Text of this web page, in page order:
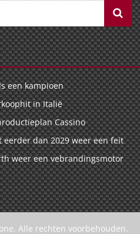
een kampioen
in Italië
Cassino
eerder dan 2029 weer een feit
weer een vebrandingsmotor
. Alle rechten voorbehouden.